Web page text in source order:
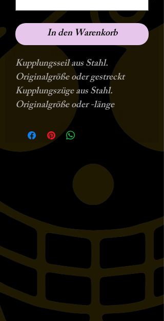
In den Warenkorb
Kupplungsseil aus Stahl.
Originalgröße oder gestreckt
Kupplungszüge aus Stahl.
Originalgröße oder -länge